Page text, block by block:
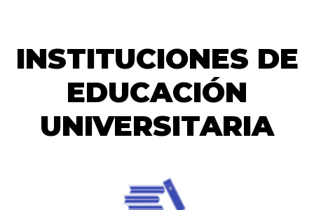
contenido
INSTITUCIONES DE
EDUCACIÓN
UNIVERSITARIA